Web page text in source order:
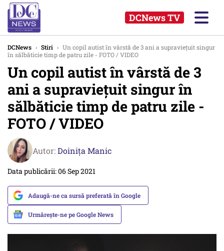
DCNews TV
DCNews › Stiri › Un copil autist în vârstă de 3 ani a supraviețuit singur
în sălbăticie timp de patru zile - FOTO / VIDEO
Un copil autist în vârstă de 3
ani a supraviețuit singur în
sălbăticie timp de patru zile -
FOTO / VIDEO
Autor:Doinița Manic
Data publicării: 06 Sep 2021
Adaugă-ne ca sursă preferată în Google
Urmărește-ne pe Google News